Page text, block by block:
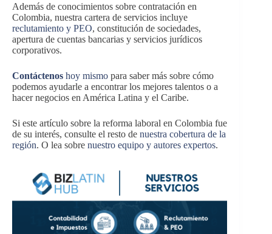
Además de conocimientos sobre contratación en
Colombia, nuestra cartera de servicios incluye
reclutamiento y PEO, constitución de sociedades,
apertura de cuentas bancarias y servicios jurídicos
corporativos.
Contáctenos hoy mismo para saber más sobre cómo
podemos ayudarle a encontrar los mejores talentos o a
hacer negocios en América Latina y el Caribe.
Si este artículo sobre la reforma laboral en Colombia fue
de su interés, consulte el resto de nuestra cobertura de la
región. O lea sobre nuestro equipo y autores expertos.